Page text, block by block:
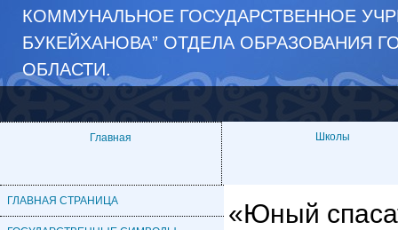
КОММУНАЛЬНОЕ ГОСУДАРСТВЕННОЕ
БУКЕЙХАНОВА” ОТДЕЛА ОБРАЗОВАНИЯ
ОБЛАСТИ.
Главная Школы
ГЛАВНАЯ СТРАНИЦА «Юный